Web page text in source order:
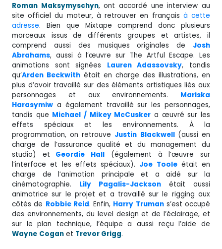
Roman Maksymyschyn, ont accordé une interview au
site officiel du moteur, à retrouver en français à cette
adresse. Bien que Mixtape comprend donc plusieurs
morceaux issus de différents groupes et artistes, il
comprend aussi des musiques originales de Josh
Abrahams, aussi à l’œuvre sur The Artful Escape. Les
animations sont signées Lauren Adassovsky, tandis
qu’Arden Beckwith était en charge des illustrations, en
plus d’avoir travaillé sur des éléments artistiques liés aux
personnages et aux environnements. Mariska
Harasymiw a également travaillé sur les personnages,
tandis que Michael / Mikey McCusker a œuvré sur les
effets spéciaux et les environnements. À la
programmation, on retrouve Justin Blackwell (aussi en
charge de l’assurance qualité et du management du
studio) et Geordie Hall (également à l’œuvre sur
l’interface et les effets spéciaux). Joe Tooleétait en
charge de l’animation principale et a aidé sur la
cinématographie. Lily Pagalis-Jackson était aussi
animatrice sur le projet et a travaillé sur le rigging aux
côtés de Robbie Reid. Enfin, Harry Trumans’est occupé
des environnements, du level design et de l’éclairage, et
sur le plan technique, l’équipe a aussi reçu l’aide de
Wayne Cogan et Trevor Grigg.